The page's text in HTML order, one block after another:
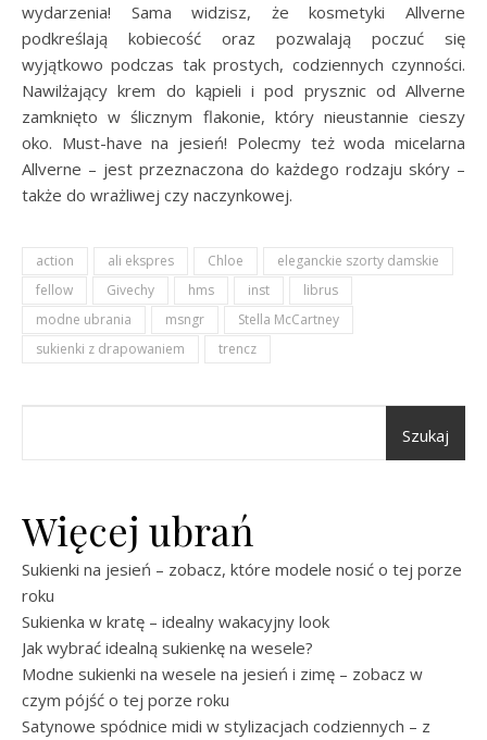
wydarzenia! Sama widzisz, że kosmetyki Allverne
podkreślają kobiecość oraz pozwalają poczuć się
wyjątkowo podczas tak prostych, codziennych czynności.
Nawilżający krem do kąpieli i pod prysznic od Allverne
zamknięto w ślicznym flakonie, który nieustannie cieszy
oko. Must-have na jesień! Polecmy też woda micelarna
Allverne – jest przeznaczona do każdego rodzaju skóry –
także do wrażliwej czy naczynkowej.
action ali ekspres Chloe
eleganckie szorty damskie
fellow
Givechy hms inst
librus
modne ubrania
msngr
Stella McCartney
sukienki z drapowaniem
trencz
Szukaj
Więcej ubrań
Sukienki na jesień – zobacz, które modele nosić o tej porze
roku
Sukienka w kratę – idealny wakacyjny look
Jak wybrać idealną sukienkę na wesele?
Modne sukienki na wesele na jesień i zimę – zobacz w
czym pójść o tej porze roku
Satynowe spódnice midi w stylizacjach codziennych – z